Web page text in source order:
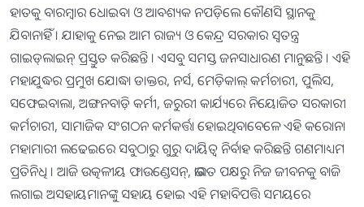
ହାତକୁ ବାରମ୍ବାର ଧୋଇବା ଓ ଆବଶ୍ୟକ ନପଡ଼ିଲେ କୌଣସି ସ୍ଥାନକୁ
ଯିବାନାହିଁ । ଯାହାକୁ ନେଇ ଆମ ରାଜ୍ୟ ଓ କେନ୍ଦ୍ର ସରକାର ସ୍ୱତନ୍ତ୍ର
ଗାଇଡ୍‍ଲାଇନ୍‍ ପ୍ରସ୍ତୁତ କରିଛନ୍ତି । ଏସବୁ ସମସ୍ତ ଜନସାଧାରଣ ମାନୁଛନ୍ତି । ଏହି
ମହାଯୁଦ୍ଧର ପ୍ରମୁଖ ଯୋଦ୍ଧା ଡାକ୍ତର, ନର୍ସ, ମେଡ଼ିକାଲ୍‍ କର୍ମଚାରୀ, ପୁଲିସ,
ସଫେଇବାଲା, ଅଙ୍ଗନବାଡ଼ି କର୍ମୀ, ଜରୁରୀ କାର୍ଯ୍ୟରେ ନିୟୋଜିତ ସରକାରୀ
କର୍ମଚାରୀ, ସାମାଜିକ ସଂଗଠନ କର୍ମକର୍ତ୍ତା ହୋଇଥିବାବେଳେ ଏହି କରୋନା
ମହାମାରୀ ଲଢେଇରେ ସବୁଠାରୁ ଗୁରୁ ଦାୟିତ୍ୱ ନିର୍ବାହ କରିଛନ୍ତି ଗଣମାଧ୍ୟମ
ପ୍ରତିନିଧି । ଆଜି ଉତ୍କଳୀୟ ଫାଉଣ୍ଡେସନ୍‍, ଭାରତ ପକ୍ଷରୁ ନିଜ ଜୀବନକୁ ବାଜି
ଲଗାଇ ଅସହାୟମାନଙ୍କୁ ସହାୟ ହୋଇ ଏହି ମହାବିପତ୍ତି ସମୟରେ